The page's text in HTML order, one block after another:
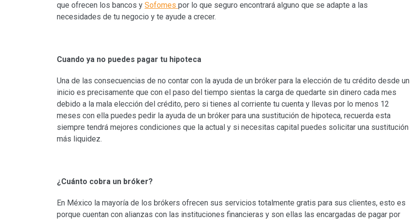
que ofrecen los bancos y Sofomes por lo que seguro encontrará alguno que se adapte a las
necesidades de tu negocio y te ayude a crecer.
Cuando ya no puedes pagar tu hipoteca
Una de las consecuencias de no contar con la ayuda de un bróker para la elección de tu crédito desde un
inicio es precisamente que con el paso del tiempo sientas la carga de quedarte sin dinero cada mes
debido a la mala elección del crédito, pero si tienes al corriente tu cuenta y llevas por lo menos 12
meses con ella puedes pedir la ayuda de un bróker para una sustitución de hipoteca, recuerda esta
siempre tendrá mejores condiciones que la actual y si necesitas capital puedes solicitar una sustitución
más liquidez.
¿Cuánto cobra un bróker?
En México la mayoría de los brókers ofrecen sus servicios totalmente gratis para sus clientes, esto es
porque cuentan con alianzas con las instituciones financieras y son ellas las encargadas de pagar por